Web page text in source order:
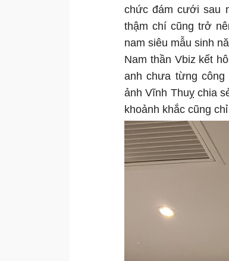
chức đám cưới sau
thậm chí cũng trở
nam siêu mẫu sinh
Nam thần Vbiz kết
anh chưa từng
ảnh Vĩnh Thuỵ chia
khoảnh khắc cũng